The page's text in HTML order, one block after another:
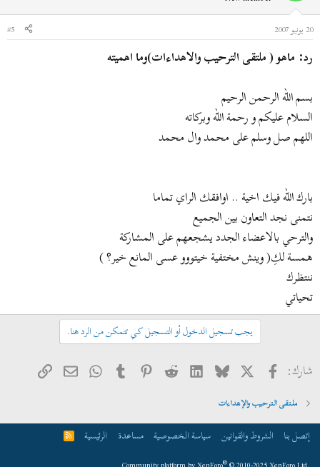
20 يونيو 2007
#5
رد: ماهو ( ملتقى الترحيب والاهداءات)وما اهميته
بسم الله الرحمن الرحيم
السلام عليكم و رحمة الله وبركاته
اللهم صل وسلم على محمد وال محمد
بارك الله فيك اخية .. اوافقك الراي تماما
نتمنى نجد التعاون بين الجميع
والترحي بالاعضاء الجدد يشجعهم على المشاركة
همسة لكِ( وينش مختفية خيتووو عسى المانع خير؟ )
ننتظرك
تحياتي
يجب تسجيل الدخول أو التسجيل كي تتمكن من الرد هنا.
شارك: فيسبوك
X
Bluesky
LinkedIn
Reddit
Pinterest
Tumblr
WhatsApp
البريدالرابط
ملتقى الترحيب والإهداءات
إتصل بنا الشروط والقوانين سياسة الخصوصية مساعدة الرئيسية R
S
®